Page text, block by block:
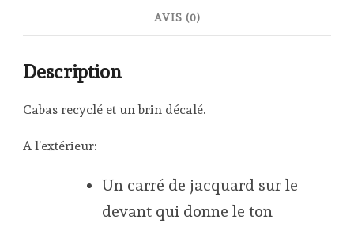
AVIS (0)
Description
Cabas recyclé et un brin décalé.
A l’extérieur:
Un carré de jacquard sur le
devant qui donne le ton